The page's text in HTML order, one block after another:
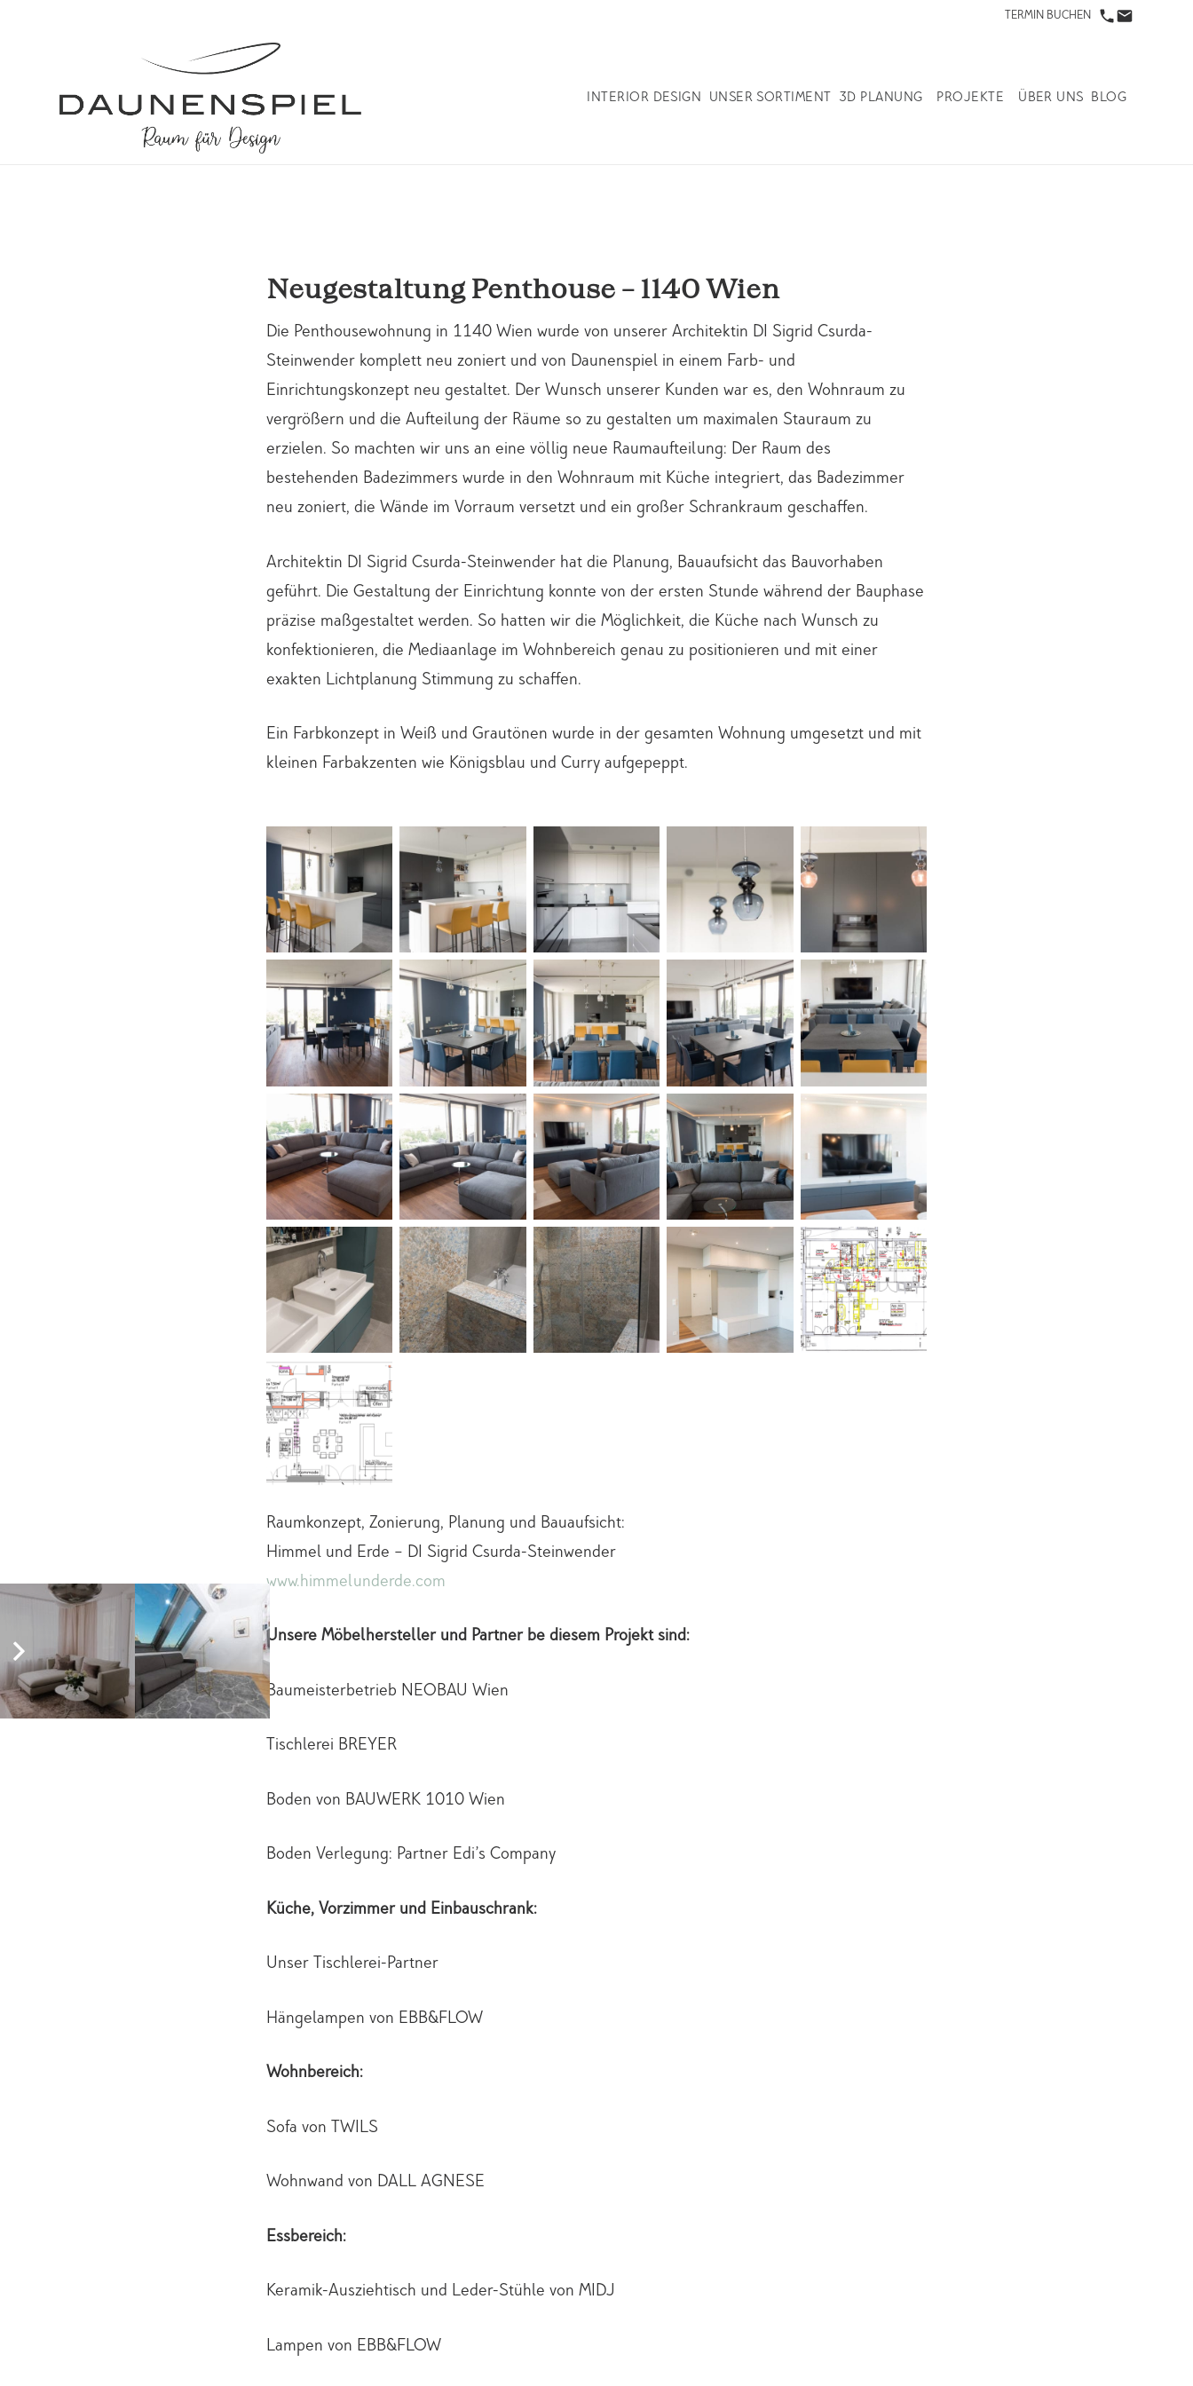
TERMIN BUCHEN
INTERIOR DESIGN UNSER SORTIMENT 3D PLANUNG PROJEKTE ÜBER UNS BLOG
Neugestaltung Penthouse - 1140 Wien
Die Penthousewohnung in 1140 Wien wurde von unserer Architektin DI Sigrid Csurda-
Steinwender komplett neu zoniert und von Daunenspiel in einem Farb- und
Einrichtungskonzept neu gestaltet. Der Wunsch unserer Kunden war es, den Wohnraum zu
vergrößern und die Aufteilung der Räume so zu gestalten um maximalen Stauraum zu
erzielen. So machten wir uns an eine völlig neue Raumaufteilung: Der Raum des
bestehenden Badezimmers wurde in den Wohnraum mit Küche integriert, das Badezimmer
neu zoniert, die Wände im Vorraum versetzt und ein großer Schrankraum geschaffen.
Architektin DI Sigrid Csurda-Steinwender hat die Planung, Bauaufsicht das Bauvorhaben
geführt. Die Gestaltung der Einrichtung konnte von der ersten Stunde während der Bauphase
präzise maßgestaltet werden. So hatten wir die Möglichkeit, die Küche nach Wunsch zu
konfektionieren, die Mediaanlage im Wohnbereich genau zu positionieren und mit einer
exakten Lichtplanung Stimmung zu schaffen.
Ein Farbkonzept in Weiß und Grautönen wurde in der gesamten Wohnung umgesetzt und mit
kleinen Farbakzenten wie Königsblau und Curry aufgepeppt.
Raumkonzept, Zonierung, Planung und Bauaufsicht:
Himmel und Erde – DI Sigrid Csurda-Steinwender
www.himmelunderde.com
Unsere Möbelhersteller und Partner be diesem Projekt sind:
Baumeisterbetrieb NEOBAU Wien
Tischlerei BREYER
Boden von BAUWERK 1010 Wien
Boden Verlegung: Partner Edi’s Company
Küche, Vorzimmer und Einbauschrank:
Unser Tischlerei-Partner
Hängelampen von EBB&FLOW
Wohnbereich:
Sofa von TWILS
Wohnwand von DALL AGNESE
Essbereich:
Keramik-Ausziehtisch und Leder-Stühle von MIDJ
Lampen von EBB&FLOW